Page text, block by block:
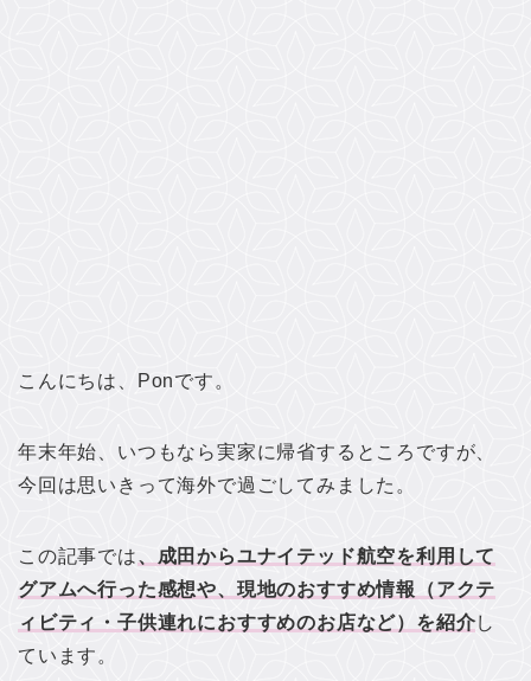
こんにちは、Ponです。
年末年始、いつもなら実家に帰省するところですが、
今回は思いきって海外で過ごしてみました。
この記事では、成田からユナイテッド航空を利用して
グアムへ行った感想や、現地のおすすめ情報（アクテ
ィビティ・子供連れにおすすめのお店など）を紹介し
ています。